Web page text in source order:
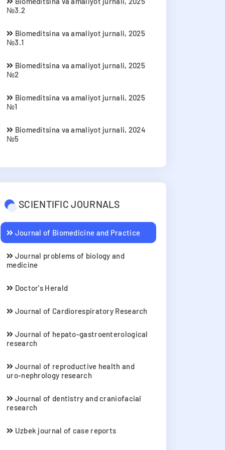
№3.2
Biomeditsina va amaliyot jurnali, 2025
№3.1
Biomeditsina va amaliyot jurnali, 2025
№2
Biomeditsina va amaliyot jurnali, 2025
№1
Biomeditsina va amaliyot jurnali, 2024
№5
SCIENTIFIC JOURNALS
Journal of Biomedicine and Practice
Journal problems of biology and
medicine
Doctor's Herald
Journal of Cardiorespiratory Research
Journal of hepato-gastroenterological
research
Journal of reproductive health and
uro-nephrology research
Journal of dentistry and craniofacial
research
Uzbek journal of case reports